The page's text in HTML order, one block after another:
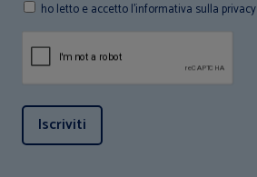
ho letto e accetto l'informativa sulla privacy
Iscriviti